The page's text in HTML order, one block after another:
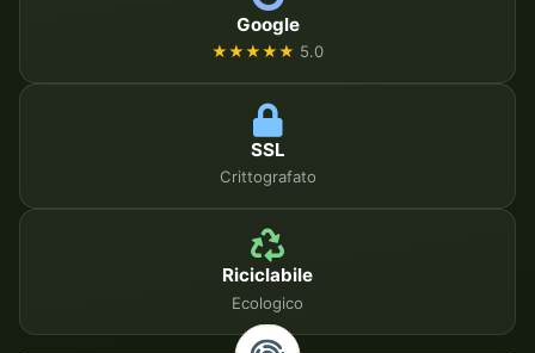
Google
★★★★★ 5.0
SSL
Crittografato
Riciclabile
Ecologico